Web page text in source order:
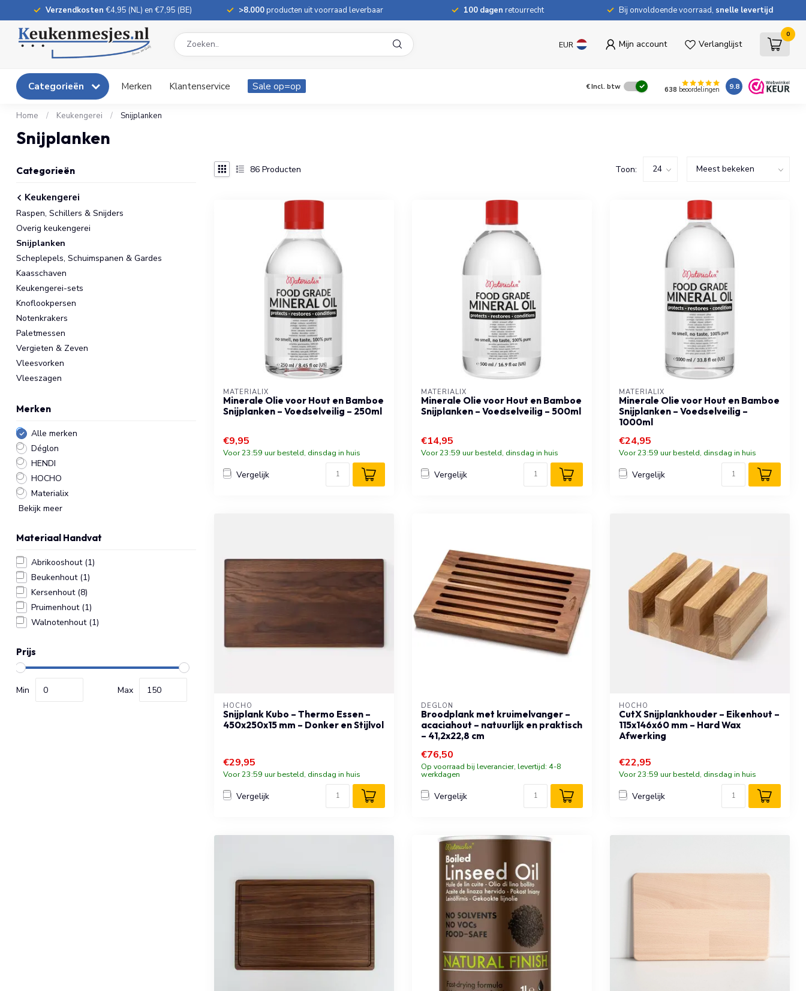
Verzendkosten €4,95 (NL) en €7,95 (BE) >8.000producten uit voorraad leverbaar 100 dagen retourrecht Bij onvoldoende voorraad, snelle levertijd
EUR Mijn account Verlanglijst
0
Categorieën Merken Klantenservice Sale op=op €Incl. btw 638 beoordelingen 9.8
Home / Keukengerei / Snijplanken
Snijplanken
Categorieën
Keukengerei
Raspen, Schillers & Snijders
Overig keukengerei
Snijplanken
Scheplepels, Schuimspanen & Gardes
Kaasschaven
Keukengerei-sets
Knoflookpersen
Notenkrakers
Paletmessen
Vergieten & Zeven
Vleesvorken
Vleeszagen
Merken
Alle merken
Déglon
HENDI
HOCHO
Materialix
Bekijk meer
Materiaal Handvat
Abrikooshout (1)
Beukenhout (1)
Kersenhout (8)
Pruimenhout (1)
Walnotenhout (1)
Prijs
Min Max
86 Producten Toon:
MATERIALIX
Minerale Olie voor Hout en Bamboe
Snijplanken – Voedselveilig – 250ml
€9,95
Voor 23:59 uur besteld, dinsdag in huis
Vergelijk
MATERIALIX
Minerale Olie voor Hout en Bamboe
Snijplanken – Voedselveilig – 500ml
€14,95
Voor 23:59 uur besteld, dinsdag in huis
Vergelijk
MATERIALIX
Minerale Olie voor Hout en Bamboe
Snijplanken – Voedselveilig –
1000ml
€24,95
Voor 23:59 uur besteld, dinsdag in huis
Vergelijk
HOCHO
Snijplank Kubo – Thermo Essen –
450x250x15 mm – Donker en Stijlvol
€29,95
Voor 23:59 uur besteld, dinsdag in huis
Vergelijk
DÉGLON
Broodplank met kruimelvanger –
acaciahout – natuurlijk en praktisch
– 41,2x22,8 cm
€76,50
Op voorraad bij leverancier, levertijd: 4-8
werkdagen
Vergelijk
HOCHO
CutX Snijplankhouder – Eikenhout –
115x146x60 mm – Hard Wax
Afwerking
€22,95
Voor 23:59 uur besteld, dinsdag in huis
Vergelijk